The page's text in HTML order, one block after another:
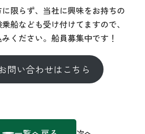
限らず、当社に興味をお持ちの
船なども受け付けてますので、
ください。船員募集中です！
問い合わせはこちら